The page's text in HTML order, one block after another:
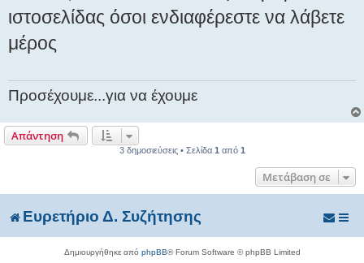
ιστοσελίδας όσοι ενδιαφέρεστε να λάβετε
μέρος
Προσέχουμε...για να έχουμε
Απάντηση
3 δημοσιεύσεις • Σελίδα 1 από 1
Μετάβαση σε
Ευρετήριο Δ. Συζήτησης
Δημιουργήθηκε από phpBB® Forum Software © phpBB Limited